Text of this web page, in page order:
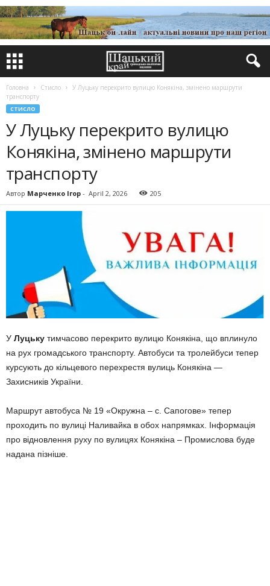
Головна Стисло
У Луцьку перекрито вулицю Конякіна, змінено маршрути
транспорту
СТИСЛО
У Луцьку перекрито вулицю
Конякіна, змінено маршрути
транспорту
Автор Марченко Ігор - April 2, 2026 205
У Луцьку тимчасово перекрито вулицю Конякіна, що вплинуло
на рух громадського транспорту. Автобуси та тролейбуси тепер
курсують до кільцевого перехрестя вулиць Конякіна —
Захисників України.
Маршрут автобуса № 19 «Окружна – с. Сапогове» тепер
проходить по вулиці Наливайка в обох напрямках. Інформація
про відновлення руху по вулицях Конякіна – Промислова буде
надана пізніше.